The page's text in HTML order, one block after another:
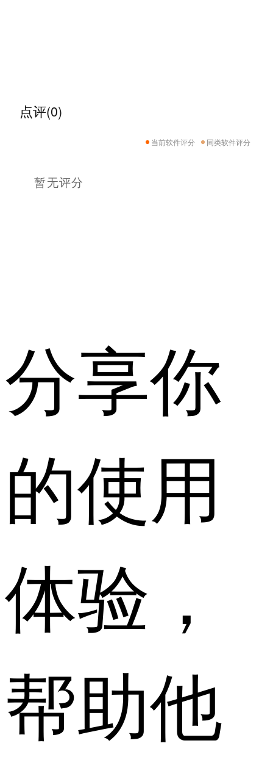
点评(0)
当前软件评分 同类软件评分
暂无评分
分享你
的使用
体验，
帮助他